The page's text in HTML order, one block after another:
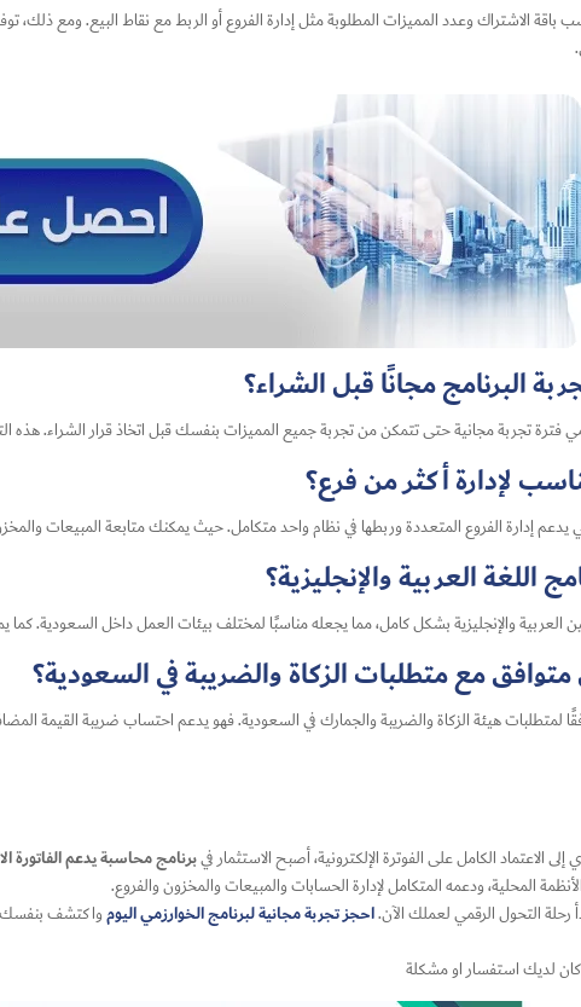
باقة الاشتراك وعدد المميزات المطلوبة مثل إدارة الفروع أو الربط مع نقاط البيع. ومع
البرنامج مجانًا قبل الشراء؟
فترة تجربة مجانية حتى تتمكن من تجربة جميع المميزات بنفسك قبل اتخاذ قرار الشراء.
لإدارة أكثر من فرع؟
يدعم إدارة الفروع المتعددة وربطها في نظام واحد متكامل. حيث يمكنك متابعة المبيعات
اللغة العربية والإنجليزية؟
العربية والإنجليزية بشكل كامل، مما يجعله مناسبًا لمختلف بيئات العمل داخل السعودية.
مع متطلبات الزكاة والضريبة في السعودية؟
لمتطلبات هيئة الزكاة والضريبة والجمارك في السعودية. فهو يدعم احتساب ضريبة القيمة
الاعتماد الكامل على الفوترة الإلكترونية، أصبح الاستثمار فيبرنامج محاسبة يدعم الفاتورة
المحلية، ودعمه المتكامل لإدارة الحسابات والمبيعات والمخزون والفروع.
رحلة التحول الرقمي لعملك الآن.احجز تجربة مجانية لبرنامج الخوارزمي اليومواكتشف بنفسك
لديك استفسار او مشكلة